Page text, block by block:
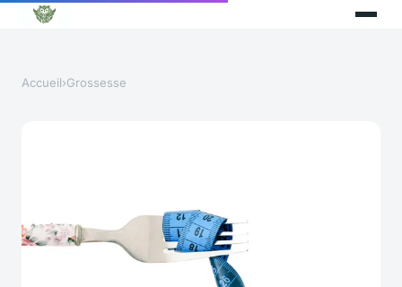
Accueil›Grossesse